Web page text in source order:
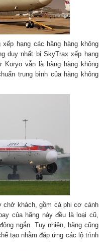
hạng các hãng hàng không
duy nhất bị SkyTrax xếp hạng
vẫn là hãng hàng không
trung bình của hàng không
chở khách, gồm cả phi cơ cánh
của hãng này đều là loại cũ,
ngắn. Tuy nhiên, hãng cũng
tạo nhằm đáp ứng các lộ trình